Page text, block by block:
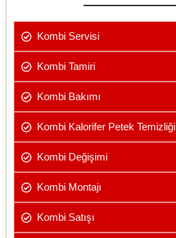
Kombi Servisi
Kombi Tamiri
Kombi Bakımı
Kombi Kalorifer Petek Temizliği
Kombi Değişimi
Kombi Montajı
Kombi Satışı